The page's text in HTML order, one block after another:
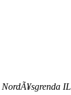
NordÃ¥sgrenda IL